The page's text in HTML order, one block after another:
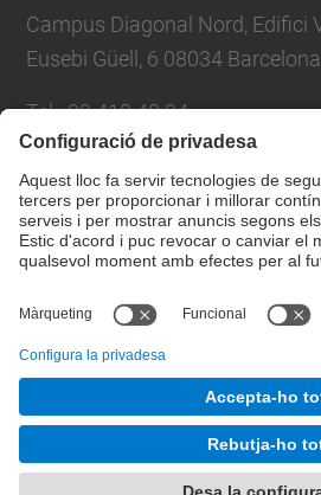
Campus Diagonal Nord, Edifici
Eusebi Güell, 6 08034 Barcelona
Tel.:93 413 40 34
Directori UPC
Formulari de contacte
Unitat d'Informació RDI
Desenvolupat amb